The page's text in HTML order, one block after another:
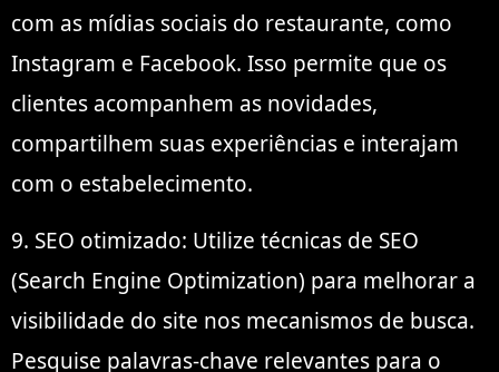
com as mídias sociais do restaurante, como
Instagram e Facebook. Isso permite que os
clientes acompanhem as novidades,
compartilhem suas experiências e interajam
com o estabelecimento.
9. SEO otimizado: Utilize técnicas de SEO
(Search Engine Optimization) para melhorar a
visibilidade do site nos mecanismos de busca.
Pesquise palavras-chave relevantes para o